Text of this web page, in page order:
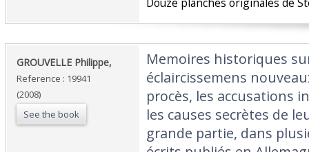
‎GROUVELLE Philippe,‎
Reference : 19941
(2008)
See the book
‎Memoires historiques
éclaircissemens
procès, les accusations
les causes secrètes de
grande partie, dans